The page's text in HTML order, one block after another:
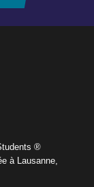
®
à Lausanne,